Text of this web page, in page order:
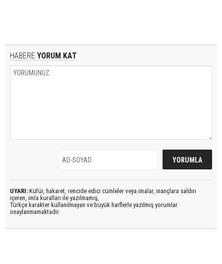
HABERE YORUM KAT
UYARI: Küfür, hakaret, rencide edici cümleler veya imalar, inançlara saldırı
içeren, imla kuralları ile yazılmamış,
Türkçe karakter kullanılmayan ve büyük harflerle yazılmış yorumlar
onaylanmamaktadır.